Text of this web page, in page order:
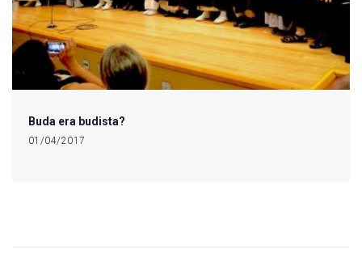
Buda era budista?
01/04/2017